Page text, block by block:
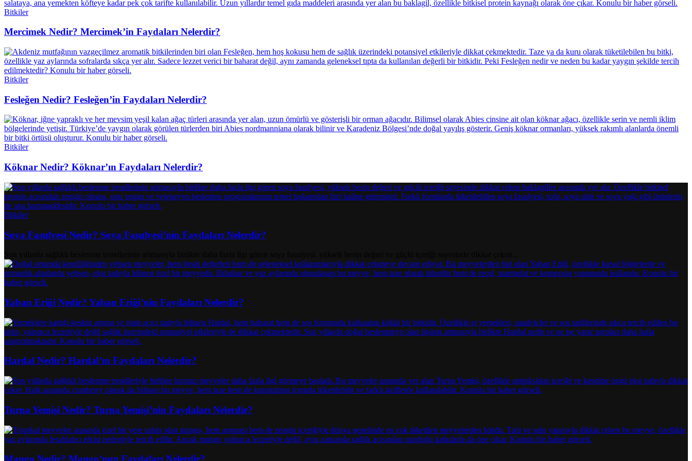
Bitkiler
Mercimek Nedir? Mercimek’in Faydaları Nelerdir?
Bitkiler
Fesleğen Nedir? Fesleğen’in Faydaları Nelerdir?
Bitkiler
Köknar Nedir? Köknar’ın Faydaları Nelerdir?
Bitkiler
Soya Fasulyesi Nedir? Soya Fasulyesi’nin Faydaları Nelerdir?
Yaban Eriği Nedir? Yaban Eriği’nin Faydaları Nelerdir?
Hardal Nedir? Hardal’ın Faydaları Nelerdir?
Turna Yemişi Nedir? Turna Yemişi’nin Faydaları Nelerdir?